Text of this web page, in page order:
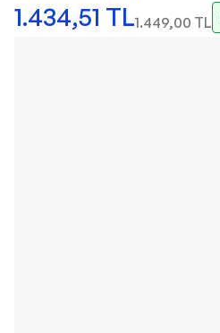
1.434,51 TL1.449,00 TL